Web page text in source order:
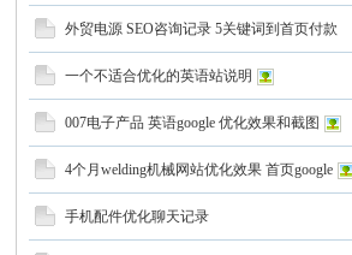
外贸电源 SEO咨询记录 5关键词到首页付款
一个不适合优化的英语站说明
007电子产品 英语google 优化效果和截图
4个月welding机械网站优化效果 首页google
手机配件优化聊天记录